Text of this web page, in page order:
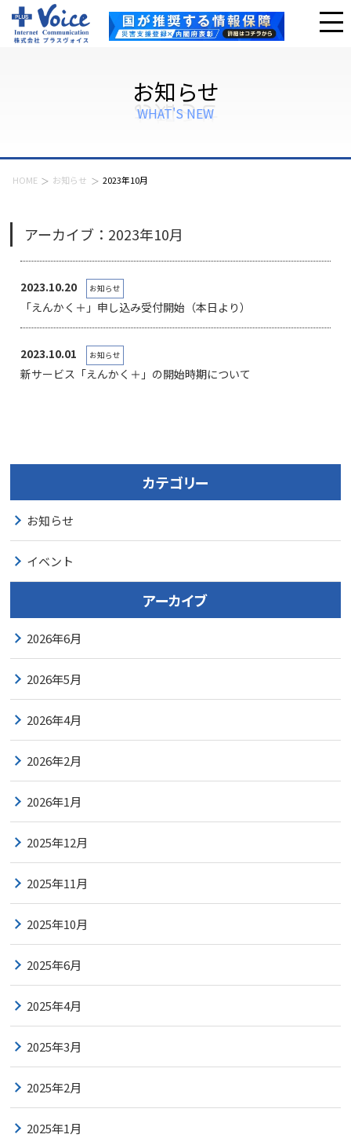
お知らせ
WHAT'S NEW
HOME お知らせ 2023年10月
アーカイブ：2023年10月
2023.10.20 お知らせ
「えんかく＋」申し込み受付開始（本日より）
2023.10.01 お知らせ
新サービス「えんかく＋」の開始時期について
カテゴリー
お知らせ
イベント
アーカイブ
2026年6月
2026年5月
2026年4月
2026年2月
2026年1月
2025年12月
2025年11月
2025年10月
2025年6月
2025年4月
2025年3月
2025年2月
2025年1月